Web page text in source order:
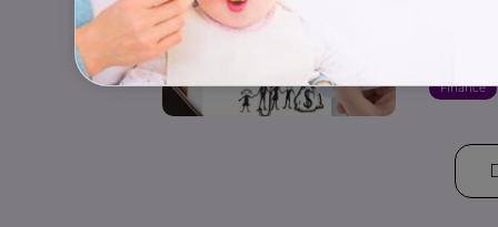
Finance